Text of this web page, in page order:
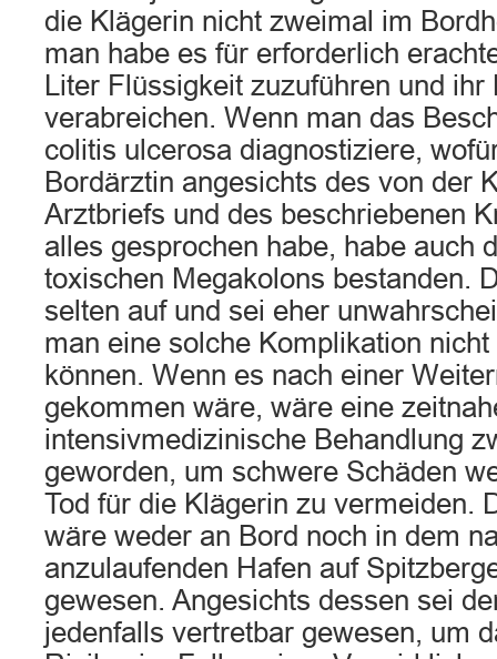
die Klägerin nicht zweimal im
man habe es für erforderlich
Liter Flüssigkeit zuzuführen und ihr
verabreichen. Wenn man das
colitis ulcerosa diagnostiziere,
Bordärztin angesichts des von der
Arztbriefs und des beschriebenen
alles gesprochen habe, habe auch
toxischen Megakolons bestanden.
selten auf und sei eher
man eine solche Komplikation
können. Wenn es nach einer
gekommen wäre, wäre eine
intensivmedizinische Behandlung
geworden, um schwere Schäden
Tod für die Klägerin zu vermeiden.
wäre weder an Bord noch in dem
anzulaufenden Hafen auf
gewesen. Angesichts dessen sei
jedenfalls vertretbar gewesen, um